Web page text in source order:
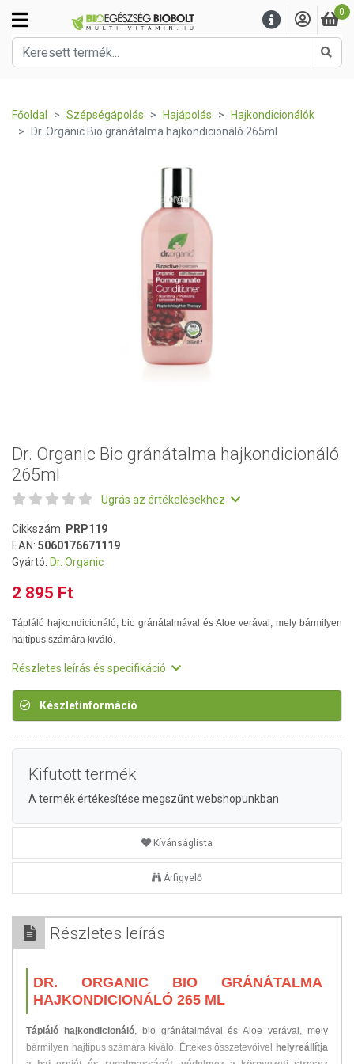
0
Főoldal Szépségápolás Hajápolás
Hajkondicionálók
Dr. Organic Bio gránátalma hajkondicionáló 265ml
Dr. Organic Bio gránátalma hajkondicionáló
265ml
Ugrás az értékelésekhez
Cikkszám: PRP119
EAN: 5060176671119
Gyártó: Dr. Organic
2 895 Ft
Tápláló hajkondicionáló, bio gránátalmával és Aloe verával, mely bármilyen
hajtípus számára kiváló.
Részletes leírás és specifikáció
Készletinformáció
Kifutott termék
A termék értékesítése megszűnt webshopunkban
Kívánságlista
Árfigyelő
Részletes leírás
DR. ORGANIC BIO GRÁNÁTALMA
HAJKONDICIONÁLÓ 265 ML
Tápláló hajkondicionáló, bio gránátalmával és Aloe verával, mely
bármilyen hajtípus számára kiváló. Értékes összetevőivel
helyreállítja